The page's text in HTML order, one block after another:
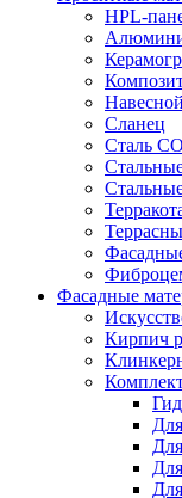
HPL-
Сланец
Сталь
Фасадные
Кирпич